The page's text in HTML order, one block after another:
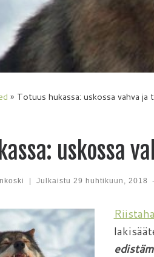
» Totuus hukassa: uskossa vahva ja
uskossa
| Julkaistu 29 huhtikuun, 2018 -